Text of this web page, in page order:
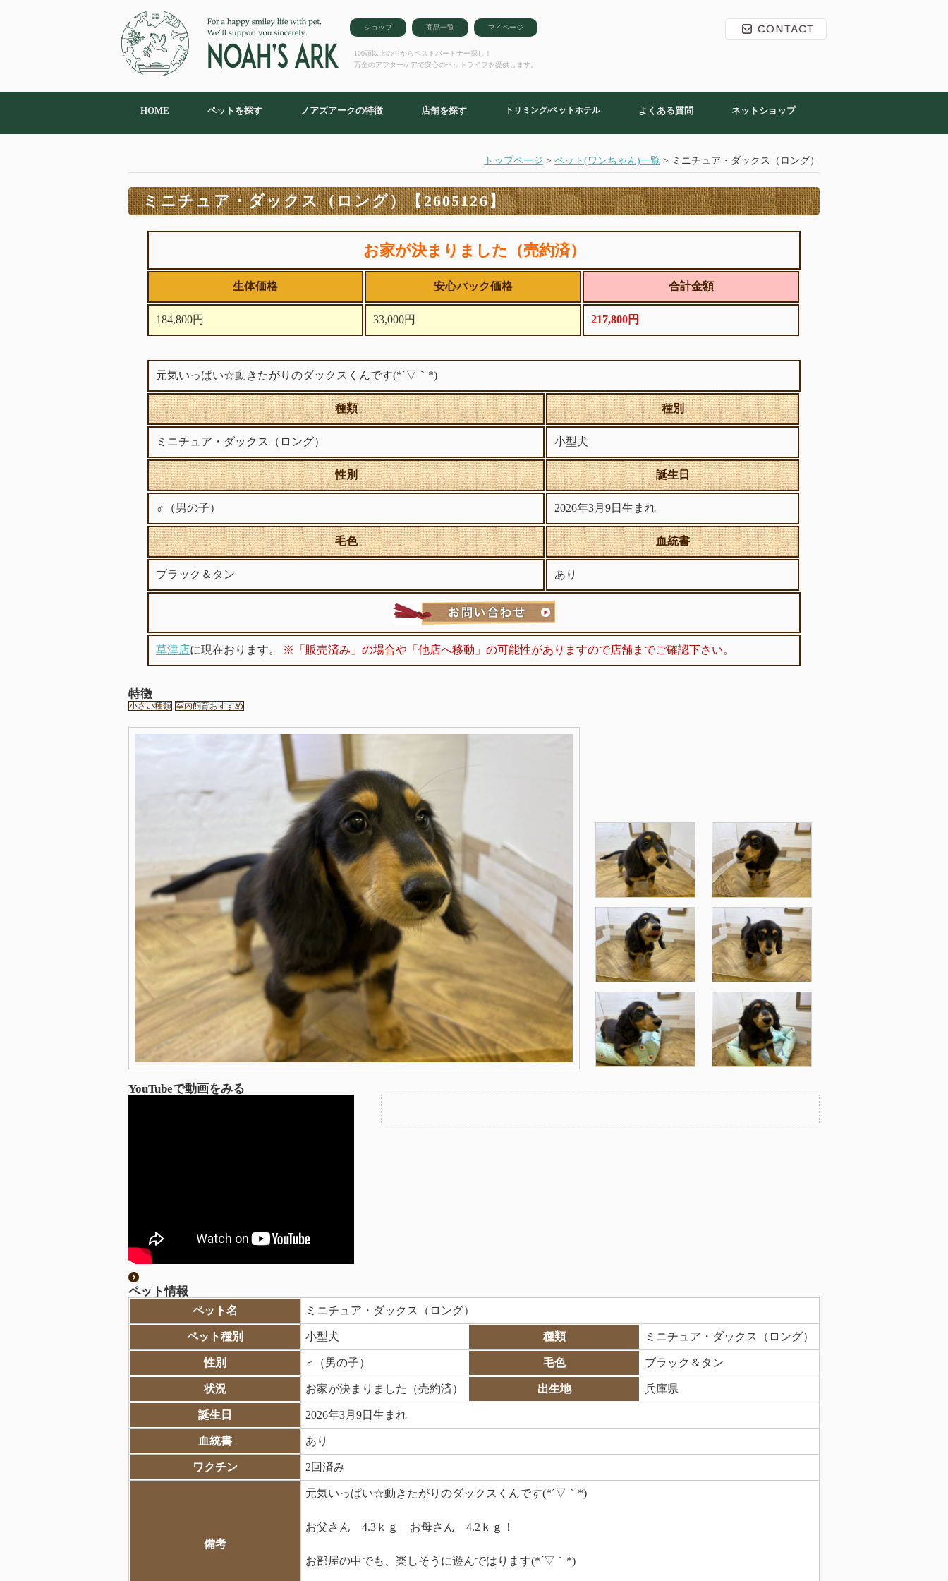
ショップ 商品一覧 マイページ
100頭以上の中からベストパートナー探し！
万全のアフターケアで安心のペットライフを提供します。
HOME ペットを探す ノアズアークの特徴 店舗を探す トリミング/ペットホテル よくある質問 ネットショップ
トップページ > ペット(ワンちゃん)一覧 > ミニチュア・ダックス（ロング）
ミニチュア・ダックス（ロング）【2605126】
お家が決まりました（売約済）
生体価格 安心パック価格 合計金額
184,800円 33,000円 217,800円
元気いっぱい☆動きたがりのダックスくんです(*´▽｀*)
種類 種別
ミニチュア・ダックス（ロング） 小型犬
性別 誕生日
♂（男の子） 2026年3月9日生まれ
毛色 血統書
ブラック＆タン あり
草津店に現在おります。 ※「販売済み」の場合や「他店へ移動」の可能性がありますので店舗までご確認下さい。
特徴
小さい種類 室内飼育おすすめ
YouTubeで動画をみる
ペット情報
ペット名 ミニチュア・ダックス（ロング）
ペット種別 小型犬 種類 ミニチュア・ダックス（ロング）
性別 ♂（男の子） 毛色 ブラック＆タン
状況 お家が決まりました（売約済） 出生地 兵庫県
誕生日 2026年3月9日生まれ
血統書 あり
ワクチン 2回済み
備考
元気いっぱい☆動きたがりのダックスくんです(*´▽｀*)
お父さん 4.3ｋｇ お母さん 4.2ｋｇ！
お部屋の中でも、楽しそうに遊んではります(*´▽｀*)